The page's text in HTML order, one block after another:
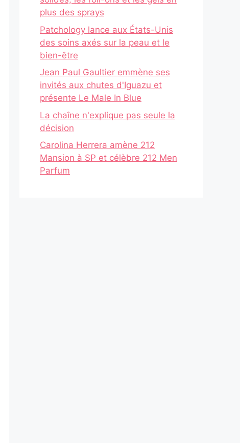
plus des sprays
Patchology lance aux États-Unis
des soins axés sur la peau et le
bien-être
Jean Paul Gaultier emmène ses
invités aux chutes d'Iguazu et
présente Le Male In Blue
La chaîne n'explique pas seule la
décision
Carolina Herrera amène 212
Mansion à SP et célèbre 212 Men
Parfum